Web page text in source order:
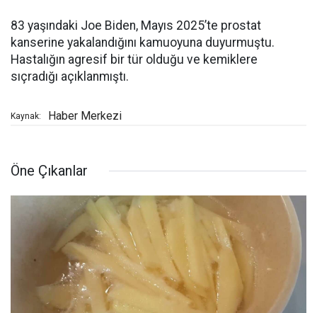
83 yaşındaki Joe Biden, Mayıs 2025’te prostat
kanserine yakalandığını kamuoyuna duyurmuştu.
Hastalığın agresif bir tür olduğu ve kemiklere
sıçradığı açıklanmıştı.
Kaynak: Haber Merkezi
Öne Çıkanlar